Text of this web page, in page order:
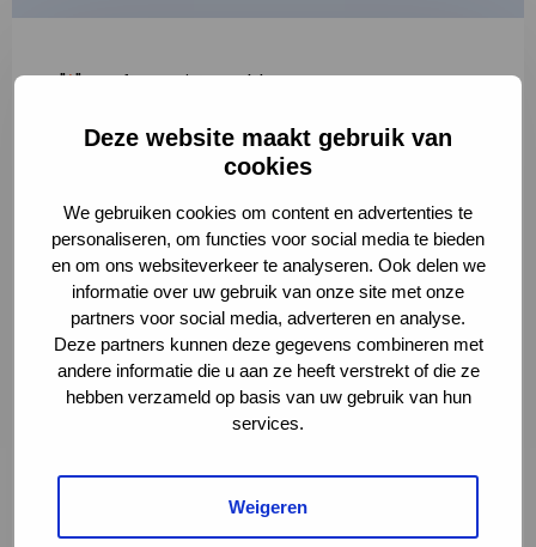
Deze website maakt gebruik van
cookies
We gebruiken cookies om content en advertenties te
personaliseren, om functies voor social media te bieden
en om ons websiteverkeer te analyseren. Ook delen we
informatie over uw gebruik van onze site met onze
partners voor social media, adverteren en analyse.
Deze partners kunnen deze gegevens combineren met
andere informatie die u aan ze heeft verstrekt of die ze
hebben verzameld op basis van uw gebruik van hun
services.
Weigeren
"*" geeft vereiste velden aan
2
Volledige omschrijving*